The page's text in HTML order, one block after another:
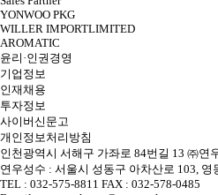
YONWOO PKG
WILLER IMPORTLIMITED
AROMATIC
윤리·인권경영
기업정보
인재채용
투자정보
사이버신문고
개인정보처리방침
인천광역시 서해구 가좌로 84번길 13 ㈜연
연우성수 : 서울시 성동구 아차산로 103, 영
TEL : 032-575-8811 FAX : 032-578-0485